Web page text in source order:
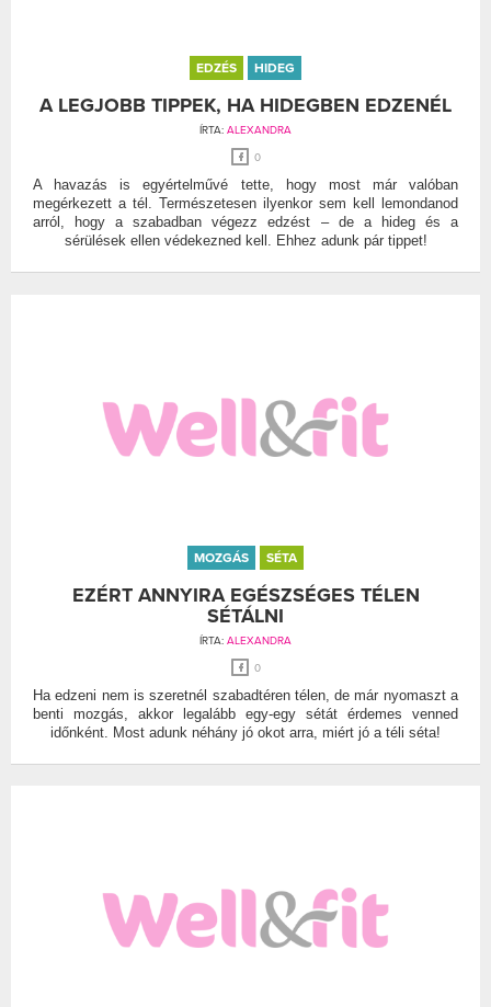
EDZÉS HIDEG
A LEGJOBB TIPPEK, HA HIDEGBEN EDZENÉL
ÍRTA: ALEXANDRA
0
A havazás is egyértelművé tette, hogy most már valóban
megérkezett a tél. Természetesen ilyenkor sem kell lemondanod
arról, hogy a szabadban végezz edzést – de a hideg és a
sérülések ellen védekezned kell. Ehhez adunk pár tippet!
MOZGÁS SÉTA
EZÉRT ANNYIRA EGÉSZSÉGES TÉLEN
SÉTÁLNI
ÍRTA: ALEXANDRA
0
Ha edzeni nem is szeretnél szabadtéren télen, de már nyomaszt a
benti mozgás, akkor legalább egy-egy sétát érdemes venned
időnként. Most adunk néhány jó okot arra, miért jó a téli séta!